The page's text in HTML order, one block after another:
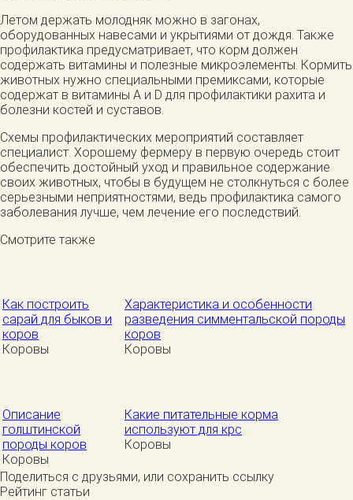
Летом держать молодняк можно в загонах,
оборудованных навесами и укрытиями от дождя. Также
профилактика предусматривает, что корм должен
содержать витамины и полезные микроэлементы. Кормить
животных нужно специальными премиксами, которые
содержат в витамины А и D для профилактики рахита и
болезни костей и суставов.
Схемы профилактических мероприятий составляет
специалист. Хорошему фермеру в первую очередь стоит
обеспечить достойный уход и правильное содержание
своих животных, чтобы в будущем не столкнуться с более
серьезными неприятностями, ведь профилактика самого
заболевания лучше, чем лечение его последствий.
Смотрите также
Как построить
сарай для быков и
коров
Коровы
Характеристика и особенности
разведения симментальской породы
коров
Коровы
Описание
голштинской
породы коров
Коровы
Какие питательные корма
используют для крс
Коровы
Поделиться с друзьями, или сохранить ссылку
Рейтинг статьи